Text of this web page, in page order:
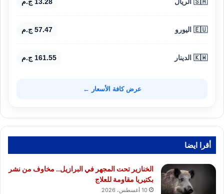
🇪🇺 اليورو 57.47 ج.م
🇰🇼 الدينار 161.55 ج.م
عرض كافة الأسعار ←
أقرا ايضا
الخنازير تحت المجهر في البرازيل.. مخاوف من نشر
بكتيريا مقاومة للعلاج
10 أغسطس، 2026